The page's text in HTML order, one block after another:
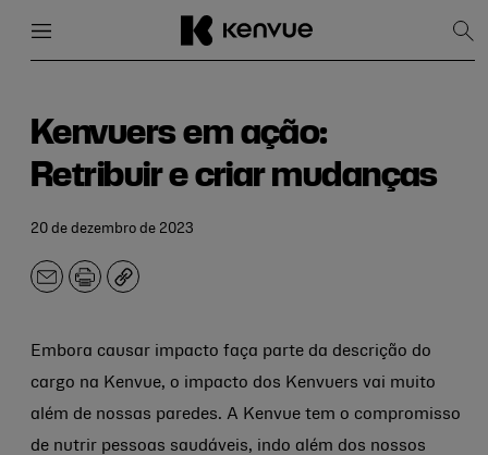
conteúdo
Kenvuers em ação:
Retribuir e criar mudanças
20 de dezembro de 2023
E-
Imprimir
Copiar
Embora causar impacto faça parte da descrição do
cargo na Kenvue, o impacto dos Kenvuers vai muito
além de nossas paredes. A Kenvue tem o compromisso
de nutrir pessoas saudáveis, indo além dos nossos